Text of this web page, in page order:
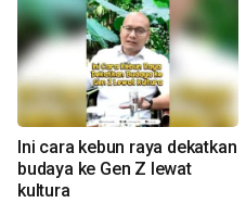
Ini cara kebun raya dekatkan
budaya ke Gen Z lewat
kultura